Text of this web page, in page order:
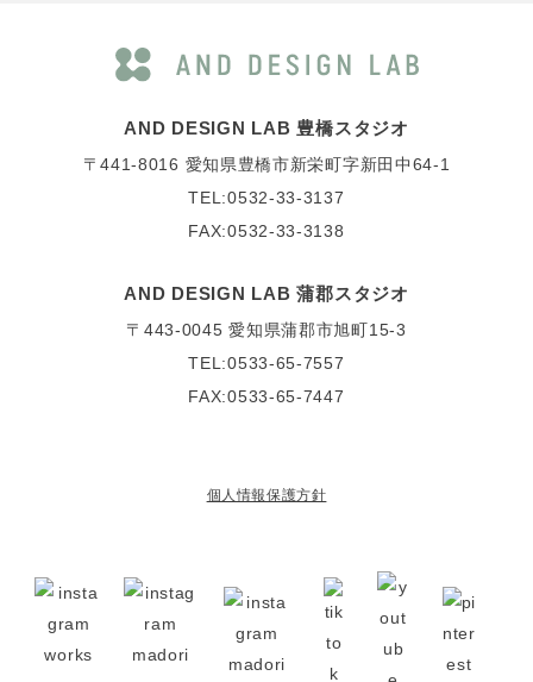
AND DESIGN LAB 豊橋スタジオ
〒441-8016 愛知県豊橋市新栄町字新田中64-1
TEL:0532-33-3137
FAX:0532-33-3138
AND DESIGN LAB 蒲郡スタジオ
〒443-0045 愛知県蒲郡市旭町15-3
TEL:0533-65-7557
FAX:0533-65-7447
個人情報保護方針